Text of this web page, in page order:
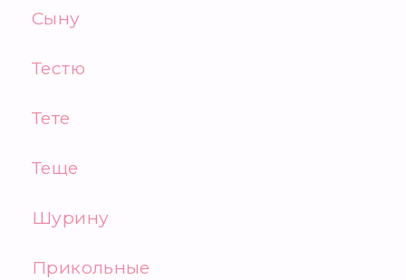
Сыну
Тестю
Тете
Теще
Шурину
Прикольные